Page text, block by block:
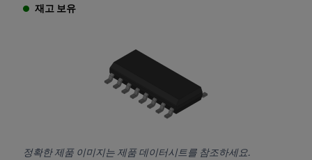
재고 보유
정확한 제품 이미지는 제품 데이터시트를 참조하세요.